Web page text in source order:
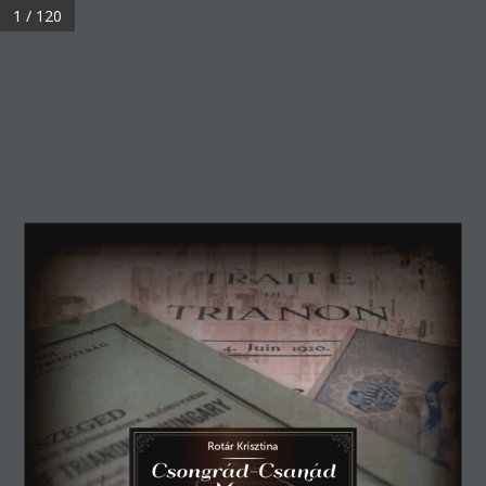
Skip to main content
Fedezd fel
Csongrád-
Csanád
vármegyét!
Rotár Krisztina
1 / 120